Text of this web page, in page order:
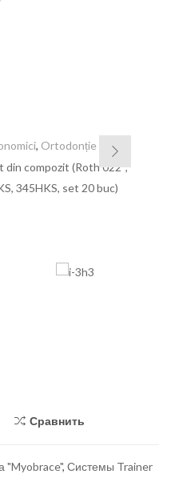
, Ortodonție
compozit (Roth 022″,
345HKS, set 20 buc)
Сравнить
"Myobrace", Системы Trainer